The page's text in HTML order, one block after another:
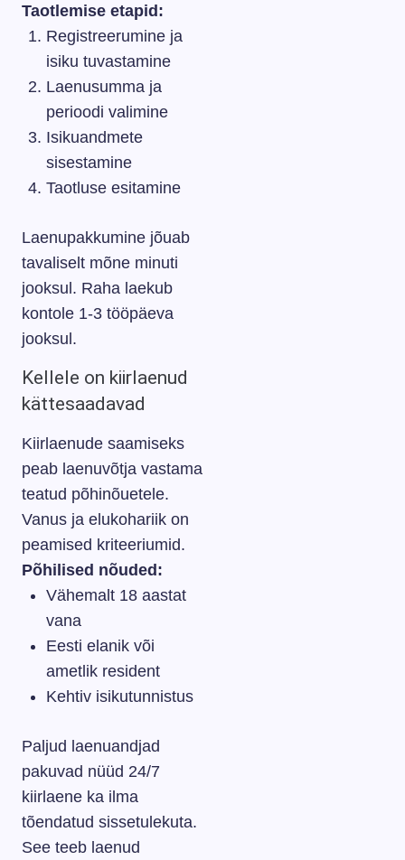
Taotlemise etapid:
Registreerumine ja
isiku tuvastamine
Laenusumma ja
perioodi valimine
Isikuandmete
sisestamine
Taotluse esitamine
Laenupakkumine jõuab
tavaliselt mõne minuti
jooksul. Raha laekub
kontole 1-3 tööpäeva
jooksul.
Kellele on kiirlaenud
kättesaadavad
Kiirlaenude saamiseks
peab laenuvõtja vastama
teatud põhinõuetele.
Vanus ja elukohariik on
peamised kriteeriumid.
Põhilised nõuded:
Vähemalt 18 aastat
vana
Eesti elanik või
ametlik resident
Kehtiv isikutunnistus
Paljud laenuandjad
pakuvad nüüd 24/7
kiirlaene ka ilma
tõendatud sissetulekuta.
See teeb laenud